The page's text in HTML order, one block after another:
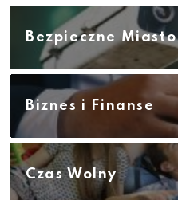
Bezpieczne Miasto
Biznes i Finanse
Czas Wolny